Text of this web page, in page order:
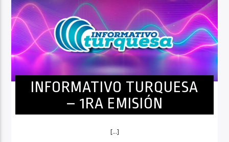
INFORMATIVO TURQUESA
– 1RA EMISIÓN
[...]